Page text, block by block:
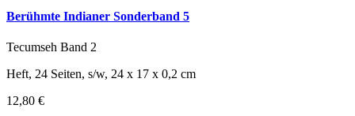
Berühmte Indianer Sonderband 5
Tecumseh Band 2
Heft, 24 Seiten, s/w, 24 x 17 x 0,2 cm
12,80 €